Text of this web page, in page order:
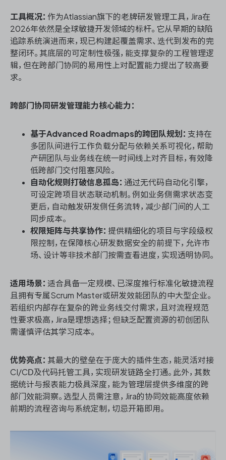
工具概况： 作为Atlassian旗下的老牌研发管理工具，Jira在
2026年依然是全球敏捷开发领域的标杆。它从早期的缺陷
追踪系统演进而来，现已构建起覆盖需求、迭代到发布的完
整闭环。其底层的可定制性极强，能支撑复杂的工程管理逻
辑，但在跨部门协同的易用性上对配置能力提出了较高要
求。
跨部门协同研发管理能力核心能力：
基于Advanced Roadmaps的跨团队规划： 支持在
多团队间进行工作负载分配与依赖关系可视化，帮助
产研团队与业务线在统一时间线上对齐目标，有效降
低跨部门交付阻塞风险。
自动化规则打破信息孤岛： 通过无代码自动化引擎，
可设定跨项目状态联动机制。例如业务侧需求状态变
更后，自动触发研发侧任务流转，减少部门间的人工
同步成本。
权限矩阵与共享协作： 提供精细化的项目与字段级权
限控制，在保障核心研发数据安全的前提下，允许市
场、设计等非技术部门按需查看进度，实现透明协同。
适用场景： 适合具备一定规模、已深度推行标准化敏捷流程
且拥有专属Scrum Master或研发效能团队的中大型企业。
若组织内部存在复杂的跨业务线交付需求，且对流程规范
性要求极高，Jira是理想选择；但缺乏配置资源的初创团队
需谨慎评估其学习成本。
优势亮点： 其最大的壁垒在于庞大的插件生态，能灵活对接
CI/CD及代码托管工具，实现研发链路全打通。此外，其数
据统计与报表能力极具深度，能为管理层提供多维度的跨
部门效能洞察。选型人员需注意，Jira的协同效能高度依赖
前期的流程咨询与系统定制，切忌开箱即用。